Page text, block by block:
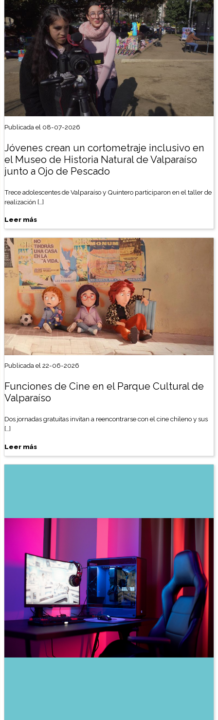
Publicada el 08-07-2026
Jóvenes crean un cortometraje inclusivo en
el Museo de Historia Natural de Valparaíso
junto a Ojo de Pescado
Trece adolescentes de Valparaíso y Quintero participaron en el taller de
realización […]
Leer más
Publicada el 22-06-2026
Funciones de Cine en el Parque Cultural de
Valparaíso
Dos jornadas gratuitas invitan a reencontrarse con el cine chileno y sus
[…]
Leer más